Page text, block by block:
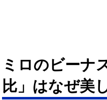
ミロのビーナ
比」はなぜ美